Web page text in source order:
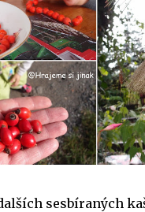
sesbíraných